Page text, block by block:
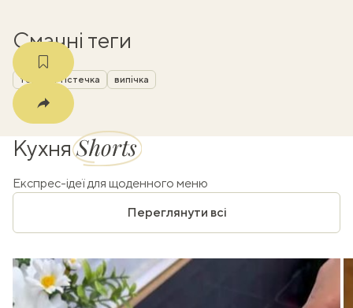
Смачні теги
торти й тістечка випічка
КухняShorts
Експрес-ідеї для щоденного меню
Переглянути всі